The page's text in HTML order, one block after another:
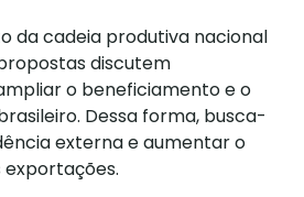
da cadeia produtiva nacional
discutem
o beneficiamento e o
Dessa forma, busca-
externa e aumentar o